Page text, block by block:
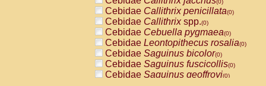
(0)
Cebidae Callithrix penicillata(0)
Cebidae Callithrixspp.(0)
Cebidae Cebuella pygmaea(0)
Cebidae Leontopithecus rosalia(0)
Cebidae Saguinus bicolor(0)
Cebidae Saguinus fuscicollis(0)
Cebidae Saguinus geoffroyi(0)